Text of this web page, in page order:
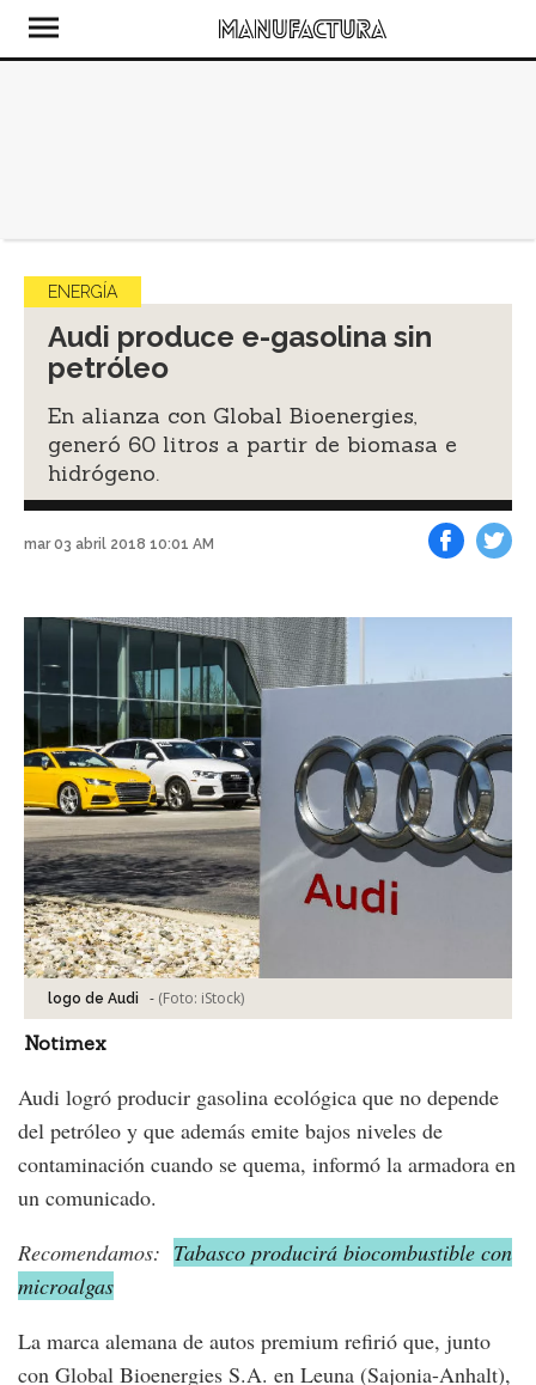
ENERGÍA
Audi produce e-gasolina sin
petróleo
En alianza con Global Bioenergies,
generó 60 litros a partir de biomasa e
hidrógeno.
mar 03 abril 2018 10:01 AM
logo de Audi - (Foto: iStock)
Notimex
Audi logró producir gasolina ecológica que no depende
del petróleo y que además emite bajos niveles de
contaminación cuando se quema, informó la armadora en
un comunicado.
Recomendamos: Tabasco producirá biocombustible con
microalgas
La marca alemana de autos premium refirió que, junto
con Global Bioenergies S.A. en Leuna (Sajonia-Anhalt),